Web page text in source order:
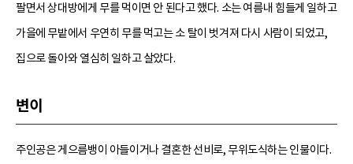
팔면서 상대방에게 무를 먹이면 안 된다고 했다. 소는 여름내 힘들게 일하고
가을에 무밭에서 우연히 무를 먹고는 소 탈이 벗겨져 다시 사람이 되었고,
집으로 돌아와 열심히 일하고 살았다.
변이
주인공은 게으름뱅이 아들이거나 결혼한 선비로, 무위도식하는 인물이다.